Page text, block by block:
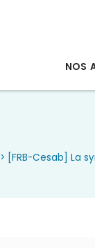
NOS
> [FRB-Cesab] La